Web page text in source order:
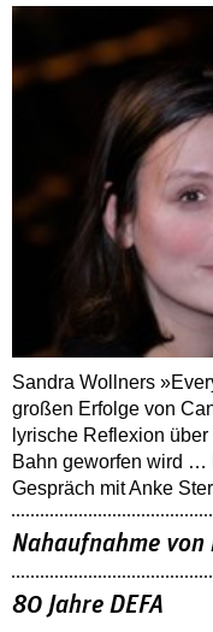
Sandra Wollners
großen Erfolge von
lyrische Reflexion
Bahn geworfen wird …
Gespräch mit Anke
Nahaufnahme
80 Jahre DEFA